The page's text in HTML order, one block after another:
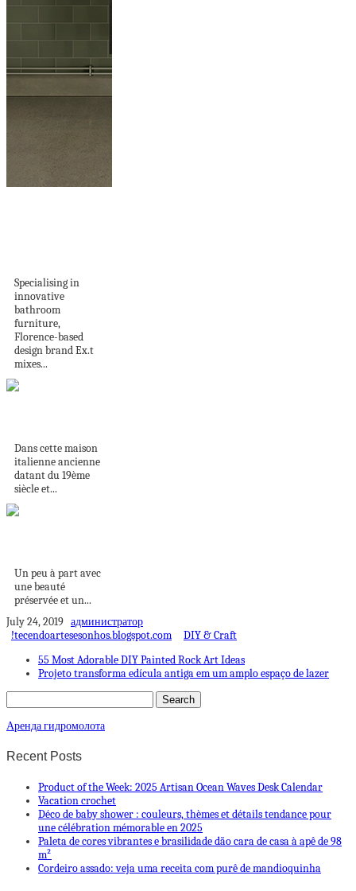
Specialising in
innovative
bathroom
furniture,
Florence-based
design brand Ex.t
mixes...
Dans cette maison
italienne ancienne
datant du 19ème
siècle et...
Un peu à part avec
une beauté
préservée et un...
July 24, 2019 администратор
!tecendoartesesonhos.blogspot.com
DIY & Craft
55 Most Adorable DIY Painted Rock Art Ideas
Projeto transforma edícula antiga em um amplo espaço de lazer
Аренда гидромолота
Recent Posts
Product of the Week: 2025 Artisan Ocean Waves Desk Calendar
Vacation crochet
Déco de baby shower : couleurs, thèmes et détails tendance pour
une célébration mémorable en 2025
Paleta de cores vibrantes e brasilidade dão cara de casa à apê de 98
m²
Cordeiro assado: veja uma receita com purê de mandioquinha